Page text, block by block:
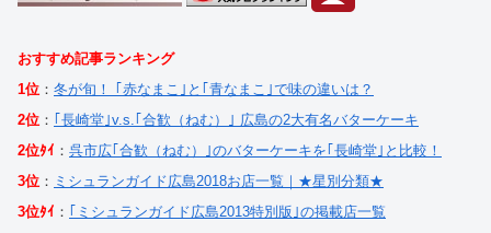
おすすめ記事ランキング
1位 ： 冬が旬！ ｢赤なまこ｣と｢青なまこ｣で味の違いは？
2位 ： ｢長崎堂｣v.s.｢合歓（ねむ）｣ 広島の2大有名バターケーキ
2位ﾀｲ ： 呉市広｢合歓（ねむ）｣のバターケーキを｢長崎堂｣と比較！
3位 ： ミシュランガイド広島2018お店一覧｜★星別分類★
3位ﾀｲ ： ｢ミシュランガイド広島2013特別版｣の掲載店一覧